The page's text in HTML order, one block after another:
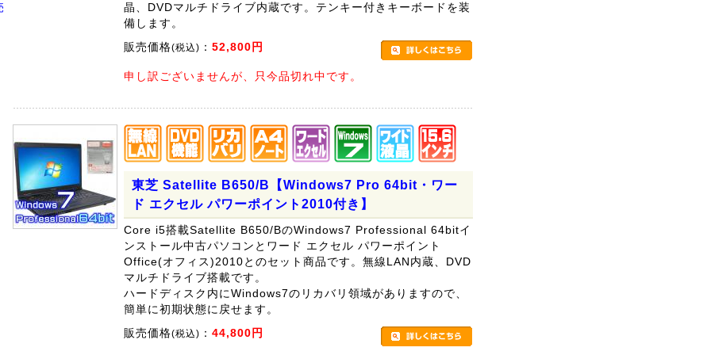
晶、DVDマルチドライブ内蔵です。テンキー付きキーボードを装
備します。
販売価格(税込) ： 52,800円
申し訳ございませんが、只今品切れ中です。
東芝 Satellite B650/B【Windows7 Pro 64bit・ワー
ド エクセル パワーポイント2010付き】
Core i5搭載Satellite B650/BのWindows7 Professional 64bitイ
ンストール中古パソコンとワード エクセル パワーポイント
Office(オフィス)2010とのセット商品です。無線LAN内蔵、DVD
マルチドライブ搭載です。
ハードディスク内にWindows7のリカバリ領域がありますので、
簡単に初期状態に戻せます。
販売価格(税込) ： 44,800円